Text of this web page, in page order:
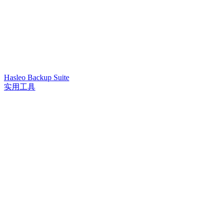
Hasleo Backup Suite
实用工具